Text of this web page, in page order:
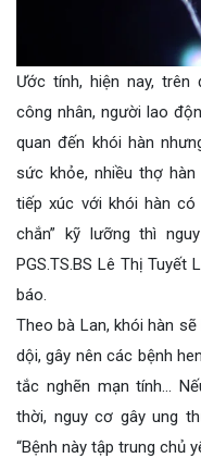
Ước tính, hiện nay, trên
công nhân, người lao
quan đến khói hàn
sức khỏe, nhiều thợ
tiếp xúc với khói hàn
chắn” kỹ lưỡng thì
PGS.TS.BS Lê Thị Tuyết
báo.
Theo bà Lan, khói hàn
dội, gây nên các bệnh
tắc nghẽn mạn tính…
thời, nguy cơ gây ung
“Bệnh này tập trung chủ